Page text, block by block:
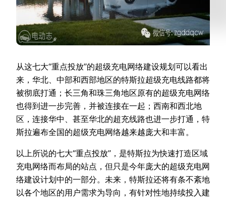
从这七大“重点投放”的超级充电网络建设规划可以看出
来，华北、中部和西部地区的特斯拉超级充电线路都将
被彻底打通；长三角和珠三角地区原有的超级充电网络
也得到进一步完善，并被连接在一起；西南和西北地
区，连接华中、甚至华北的超充线路也进一步打通，特
斯拉遍布全国的超级充电网络越来越庞大和丰富。
以上所说的七大“重点投放”，是特斯拉为快速打造区域
充电网络而布局的站点，但只是今年庞大的超级充电网
络建设计划中的一部分。未来，特斯拉还将有条不紊地
以各个地区的用户需求为导向，有针对性地持续投入建